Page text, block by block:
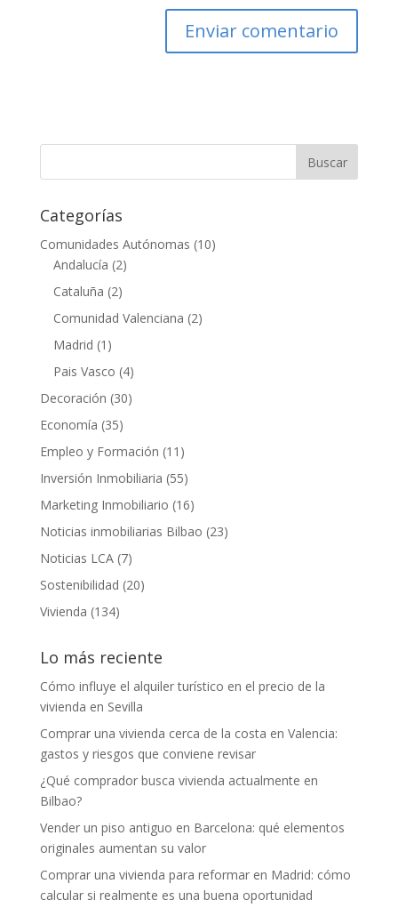
Categorías
Comunidades Autónomas (10)
Andalucía (2)
Cataluña (2)
Comunidad Valenciana (2)
Madrid (1)
Pais Vasco (4)
Decoración (30)
Economía (35)
Empleo y Formación (11)
Inversión Inmobiliaria (55)
Marketing Inmobiliario (16)
Noticias inmobiliarias Bilbao (23)
Noticias LCA(7)
Sostenibilidad (20)
Vivienda (134)
Lo más reciente
Cómo influye el alquiler turístico en el precio de la
vivienda en Sevilla
Comprar una vivienda cerca de la costa en Valencia:
gastos y riesgos que conviene revisar
¿Qué comprador busca vivienda actualmente en
Bilbao?
Vender un piso antiguo en Barcelona: qué elementos
originales aumentan su valor
Comprar una vivienda para reformar en Madrid: cómo
calcular si realmente es una buena oportunidad